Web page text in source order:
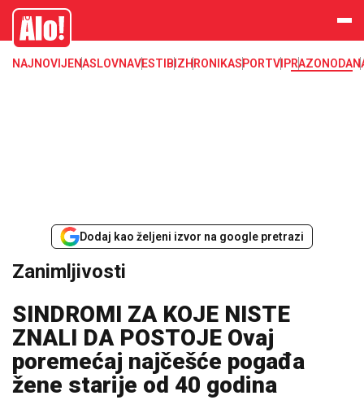
Zanimljivosti
Alo
NAJNOVIJENASLOVNAVESTI BIZHRONIKASPORTVIPRAZONODA
Dodaj kao željeni izvor na google pretrazi
Zanimljivosti
SINDROMI ZA KOJE NISTE
ZNALI DA POSTOJE Ovaj
poremećaj najčešće pogađa
žene starije od 40 godina